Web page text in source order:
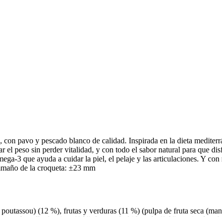
pavo y pescado blanco de calidad. Inspirada en la dieta
peso sin perder vitalidad, y con todo el sabor natural para que
3 que ayuda a cuidar la piel, el pelaje y las articulaciones. Y
de la croqueta: ±23 mm
(12 %), frutas y verduras (11 %) (pulpa de fruta seca